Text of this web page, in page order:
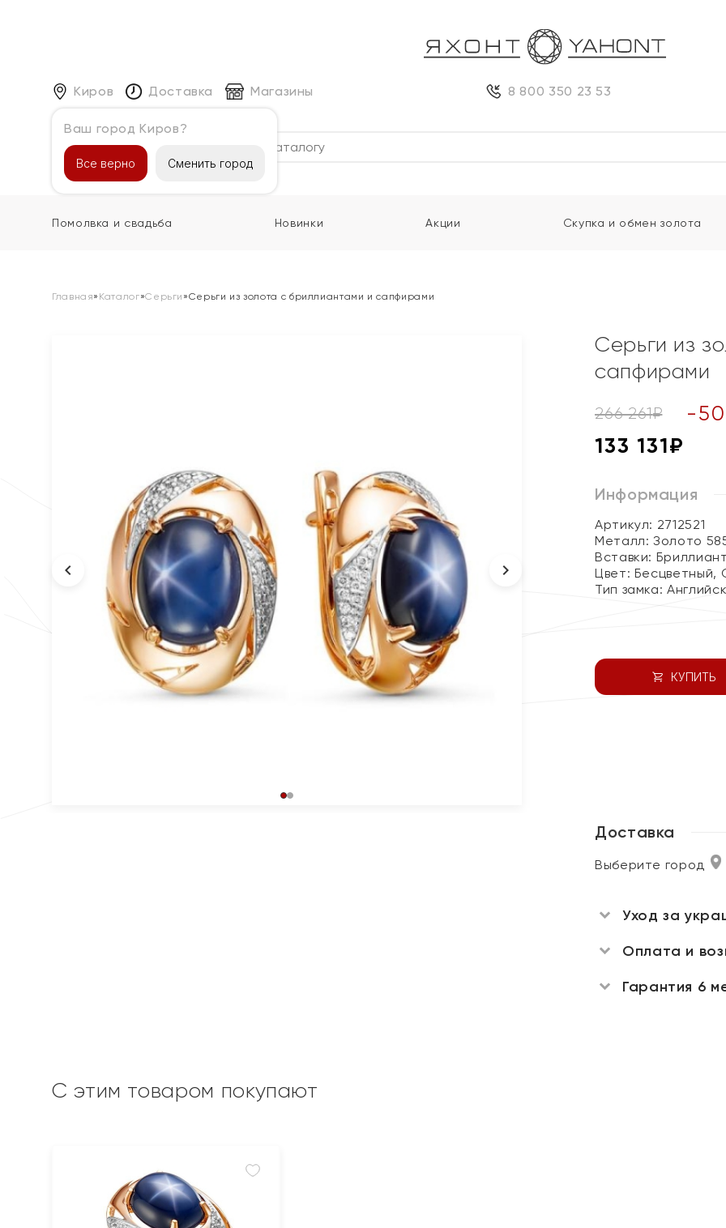
Киров
Ваш город Киров?
Все верно Сменить город
Доставка Магазины 8 800 350 23 53
Каталог
Помолвка и свадьба Новинки Акции Скупка и обмен золота
Главная» Каталог»Серьги »Серьги из золота с бриллиантами и сапфирами
Серьги из
сапфирами
266 261₽ -50
133 131₽
Информация
Артикул: 2712521
Металл:Золото
Вставки:
Цвет: Бесцветный,
Тип замка:
КУПИТЬ
Доставка
Выберите город
Уход за
Оплата и
Гарантия 6
С этим товаром покупают